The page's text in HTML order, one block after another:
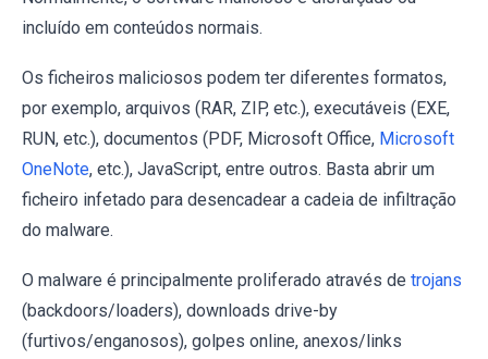
incluído em conteúdos normais.
Os ficheiros maliciosos podem ter diferentes formatos,
por exemplo, arquivos (RAR, ZIP, etc.), executáveis (EXE,
RUN, etc.), documentos (PDF, Microsoft Office, Microsoft
OneNote, etc.), JavaScript, entre outros. Basta abrir um
ficheiro infetado para desencadear a cadeia de infiltração
do malware.
O malware é principalmente proliferado através de trojans
(backdoors/loaders), downloads drive-by
(furtivos/enganosos), golpes online, anexos/links